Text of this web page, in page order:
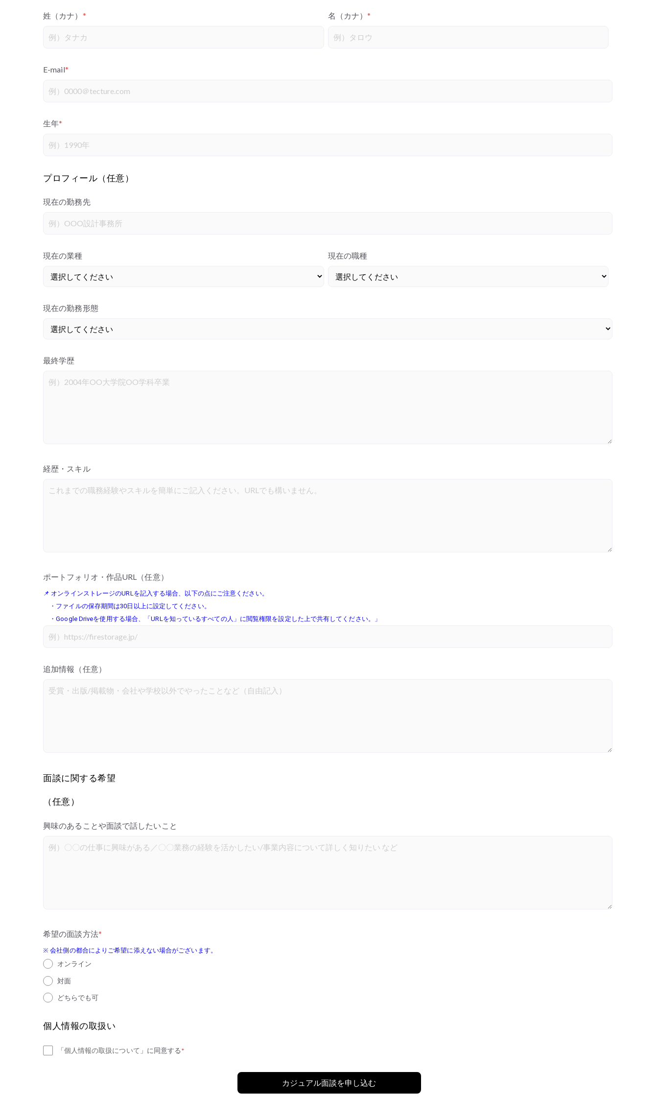
姓（カナ） * 名（カナ） *
E-mail*
生年*
プロフィール（任意）
現在の勤務先
現在の業種 現在の職種
現在の勤務形態
最終学歴
経歴・スキル
ポートフォリオ・作品URL（任意）
📌 オンラインストレージのURLを記入する場合、以下の点にご注意ください。
・ファイルの保存期間は30日以上に設定してください。
・Google Driveを使用する場合、「URLを知っているすべての人」に閲覧権限を設定した上で共有してください。」
追加情報（任意）
面談に関する希望
（任意）
興味のあることや面談で話したいこと
希望の面談方法*
※ 会社側の都合によりご希望に添えない場合がございます。
オンライン
対面
どちらでも可
個人情報の取扱い
「個人情報の取扱について 」 に同意する*